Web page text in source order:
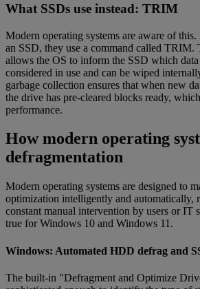
What SSDs use instead: TRIM
Modern operating systems are aware of
an SSD, they use a command called
allows the OS to inform the SSD which
considered in use and can be wiped
garbage collection ensures that when new
the drive has pre-cleared blocks ready,
performance.
How modern operating
defragmentation
Modern operating systems are designed to
optimization intelligently and automatically,
constant manual intervention by users or IT
true for Windows 10 and Windows 11.
Windows: Automated HDD defrag and
The built-in "Defragment and Optimize